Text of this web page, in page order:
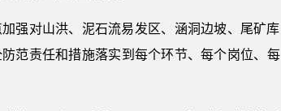
强对山洪、泥石流易发区、涵洞边坡、尾矿库
范责任和措施落实到每个环节、每个岗位、每